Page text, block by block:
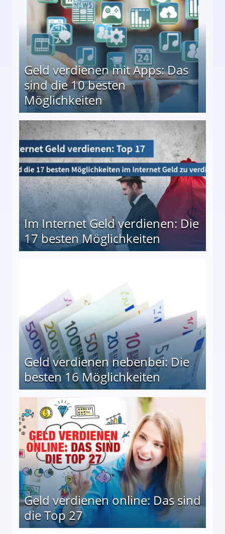
Geld verdienen mit Apps: Das
sind die 10 besten
Möglichkeiten
besten Möglichkeiten
Im Internet Geld verdienen: Die
17 besten Möglichkeiten
Geld verdienen nebenbei: Die
besten 16 Möglichkeiten
Geld verdienen online: Das sind
die Top 27